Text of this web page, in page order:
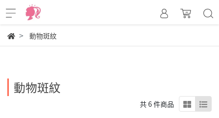
動物斑紋
動物斑紋
共 6 件商品